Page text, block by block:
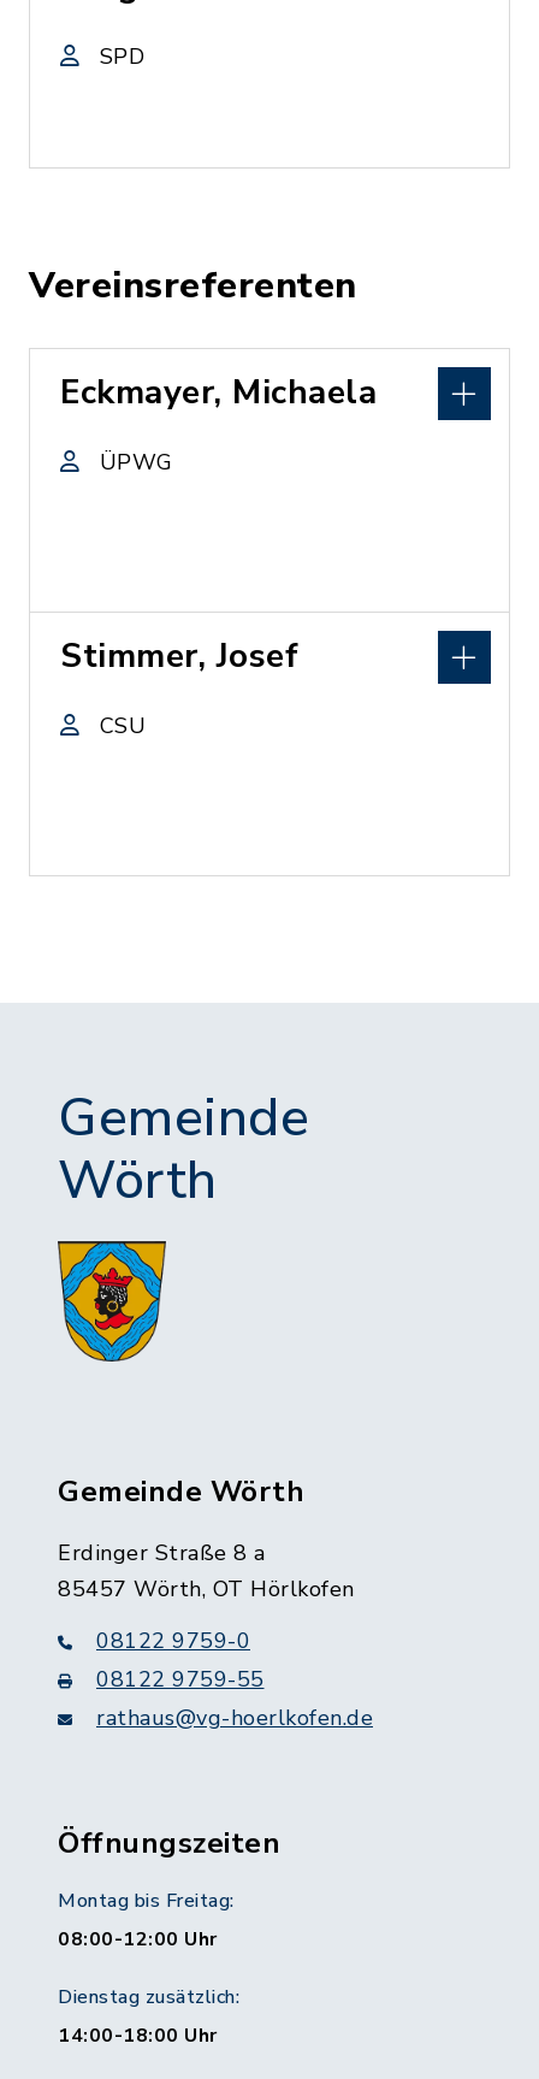
SPD
Vereinsreferenten
Eckmayer, Michaela
ÜPWG
Stimmer, Josef
CSU
Gemeinde
Wörth
Gemeinde Wörth
Erdinger Straße 8 a
85457 Wörth, OT Hörlkofen
08122 9759-0
08122 9759-55
rathaus@vg-hoerlkofen.de
Öffnungszeiten
Montag bis Freitag:
08:00-12:00 Uhr
Dienstag zusätzlich:
14:00-18:00 Uhr